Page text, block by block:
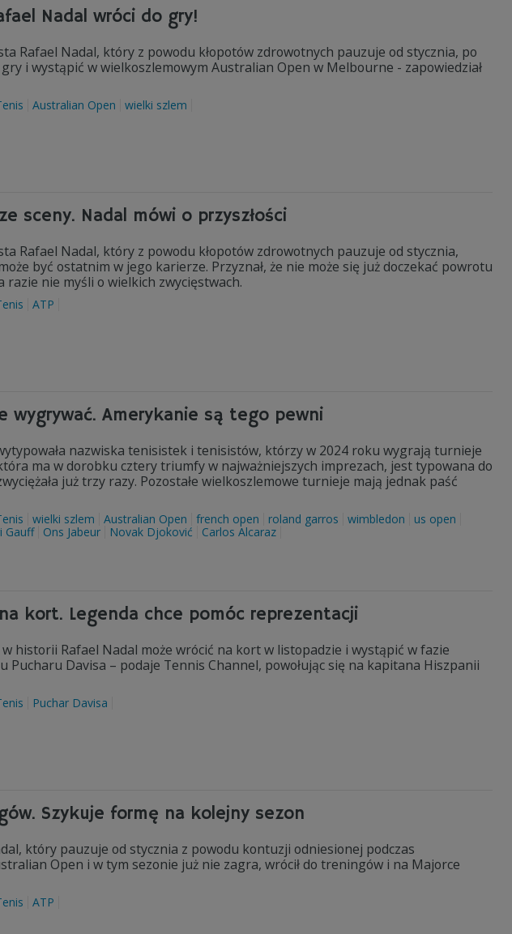
Nadal wróci do gry!
Rafael Nadal, który z powodu kłopotów zdrowotnych pauzuje od stycznia, po
i wystąpić w wielkoszlemowym Australian Open w Melbourne - zapowiedział
Australian Open wielki szlem
sceny. Nadal mówi o przyszłości
Rafael Nadal, który z powodu kłopotów zdrowotnych pauzuje od stycznia,
być ostatnim w jego karierze. Przyznał, że nie może się już doczekać powrotu
razie nie myśli o wielkich zwycięstwach.
ATP
wygrywać. Amerykanie są tego pewni
nazwiska tenisistek i tenisistów, którzy w 2024 roku wygrają turnieje
ma w dorobku cztery triumfy w najważniejszych imprezach, jest typowana do
już trzy razy. Pozostałe wielkoszlemowe turnieje mają jednak paść
wielki szlem Australian Open french open roland garros wimbledon
us open
Gauff Ons Jabeur Novak Djoković Carlos Alcaraz
kort. Legenda chce pomóc reprezentacji
historii Rafael Nadal może wrócić na kort w listopadzie i wystąpić w fazie
Pucharu Davisa – podaje Tennis Channel, powołując się na kapitana Hiszpanii
Puchar Davisa
Szykuje formę na kolejny sezon
który pauzuje od stycznia z powodu kontuzji odniesionej podczas
Open i w tym sezonie już nie zagra, wrócił do treningów i na Majorce
ATP